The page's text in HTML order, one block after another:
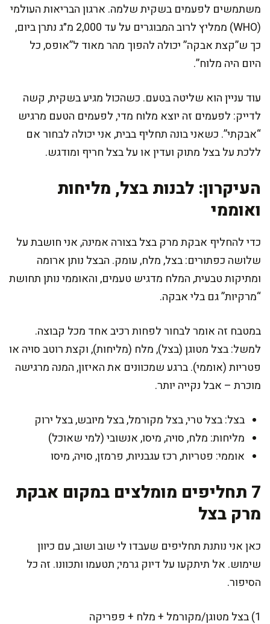
משתמשים לפעמים בשקית שלמה. ארגון הבריאות העולמי
(WHO) ממליץ לרוב המבוגרים על עד 2,000 מ״ג נתרן ביום,
כך ש”קצת אבקה” יכולה להפוך מהר מאוד ל”אופס, כל
היום היה מלוח”.
עוד עניין הוא שליטה בטעם. כשהכול מגיע בשקית, קשה
לדייק: לפעמים זה יוצא מלוח מדי, לפעמים הטעם מרגיש
“אבקתי”. כשאני בונה תחליף בבית, אני יכולה לבחור אם
ללכת על בצל מתוק ועדין או על בצל חריף ומודגש.
העיקרון: לבנות בצל, מליחות
ואוממי
כדי להחליף אבקת מרק בצל בצורה אמינה, אני חושבת על
שלושה כפתורים: בצל, מלח, עומק. הבצל נותן ארומה
ומתיקות טבעית, המלח מדגיש טעמים, והאוממי נותן תחושת
“מרקיות” גם בלי אבקה.
במטבח זה אומר לבחור לפחות רכיב אחד מכל קבוצה.
למשל: בצל מטוגן (בצל), מלח (מליחות), וקצת רוטב סויה או
פטריות (אוממי). ברגע שמכוונים את האיזון, המנה מרגישה
מוכרת – אבל נקייה יותר.
בצל: בצל טרי, בצל מקורמל, בצל מיובש, בצל ירוק
מליחות: מלח, סויה, מיסו, אנשובי (למי שאוכל)
אוממי: פטריות, רכז עגבניות, פרמזן, סויה, מיסו
7 תחליפים מומלצים במקום אבקת
מרק בצל
כאן אני נותנת תחליפים שעבדו לי שוב ושוב, עם כיוון
שימוש. אל תיתקעו על דיוק גרמי; תטעמו ותכוונו. זה כל
הסיפור.
1) בצל מטוגן/מקורמל + מלח + פפריקה